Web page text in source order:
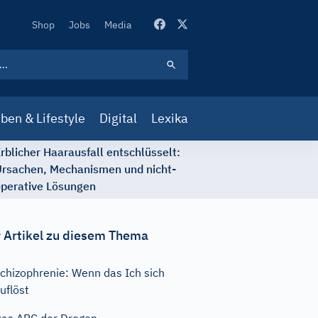
Secondary
Shop Jobs Media
& Lifestyle Digital Lexika
Haarausfall entschlüsselt:
Mechanismen und nicht-
Lösungen
Artikel zu diesem Thema
Wenn das Ich sich